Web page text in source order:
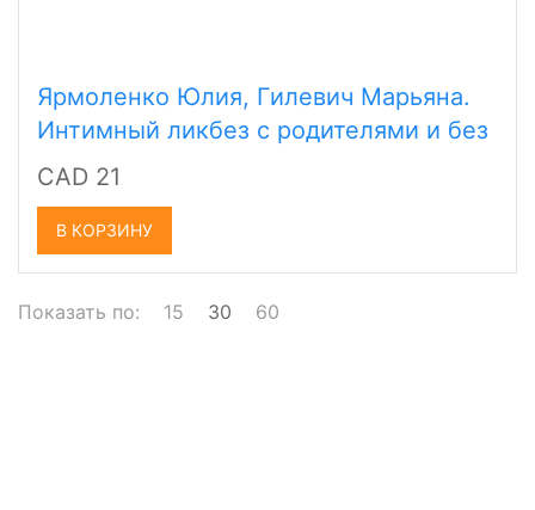
Ярмоленко Юлия, Гилевич Марьяна.
Интимный ликбез с родителями и без
CAD 21
В КОРЗИНУ
Показать по: 15 30 60